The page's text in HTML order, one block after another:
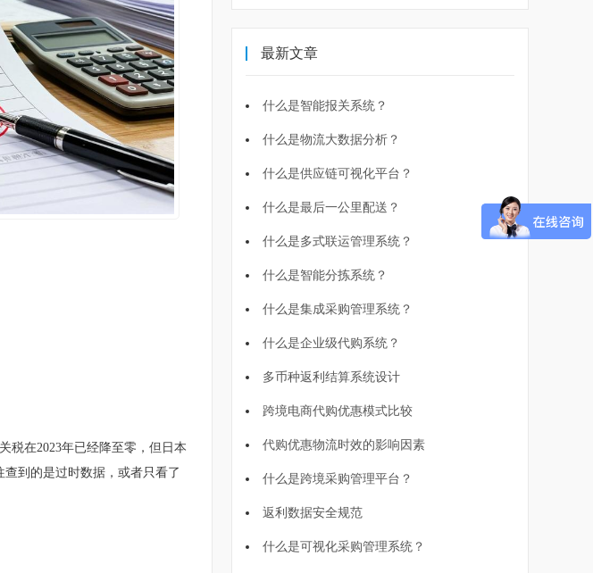
税在2023年已经降至零，但日本
到的是过时数据，或者只看了
最新文章
什么是智能报关系统？
什么是物流大数据分析？
什么是供应链可视化平台？
什么是最后一公里配送？
什么是多式联运管理系统？
什么是智能分拣系统？
什么是集成采购管理系统？
什么是企业级代购系统？
多币种返利结算系统设计
跨境电商代购优惠模式比较
代购优惠物流时效的影响因素
什么是跨境采购管理平台？
返利数据安全规范
什么是可视化采购管理系统？